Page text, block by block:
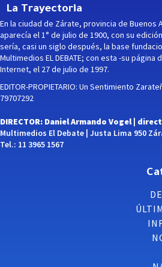
La Trayectoria
En la ciudad de Zárate, provincia de Buenos
aparecía el 1° de julio de 1900, con su
sería, casi un siglo después, la base
Multimedios EL DEBATE; con esta -su página
Internet, el 27 de julio de 1997.
EDITOR-PROPIETARIO: Un Sentimiento
79707292
DIRECTOR: Daniel Armando Vogel |
Multimedios El Debate | Justa Lima 950
Tel.: 11 3965 1567